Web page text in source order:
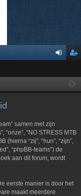
ist
samen met zijn
“onze”, “NO STRESS MTB
(hierna “zij”, “hun”, “zijn”,
“phpBB-teams”) de
aan dit forum, wordt
eerste manier is door het
maakt meerdere